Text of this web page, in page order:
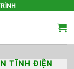
TĨNH ĐIỆN